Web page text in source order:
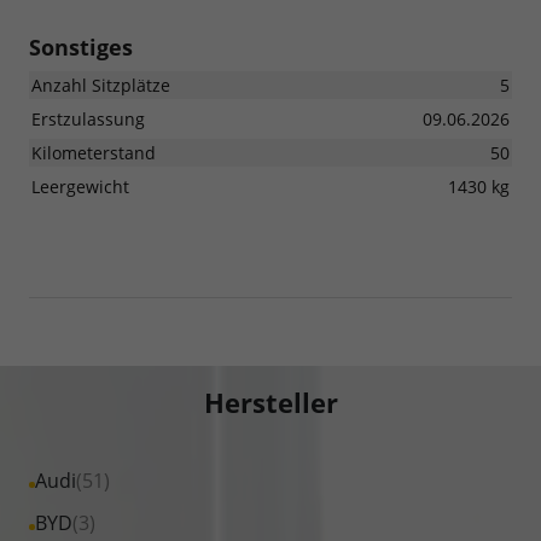
Sonstiges
Anzahl Sitzplätze
5
Erstzulassung
09.06.2026
Kilometerstand
50
Leergewicht
1430 kg
Hersteller
Audi(51)
Alle
Fahrzeuge
BYD(3)
Alle